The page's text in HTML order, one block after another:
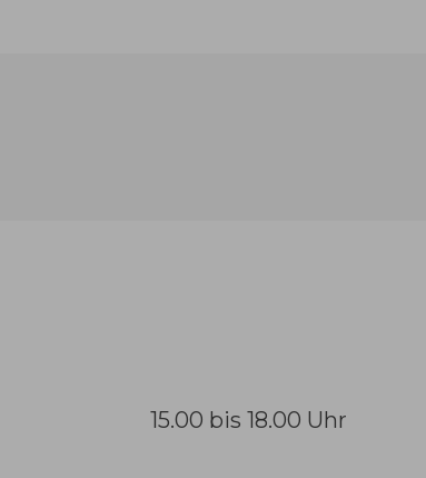
15.00 bis 18.00 Uhr